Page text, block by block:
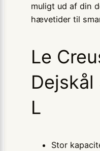
muligt ud af din
hævetider til
Le
L
Stor